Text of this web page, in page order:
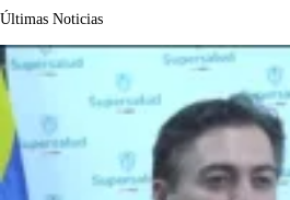
Últimas Noticias